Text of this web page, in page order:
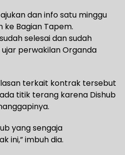
dan info satu minggu
Bagian Tapem.
selesai dan sudah
ujar perwakilan Organda
terkait kontrak tersebut
titik terang karena Dishub
yang sengaja
ini,” imbuh dia.